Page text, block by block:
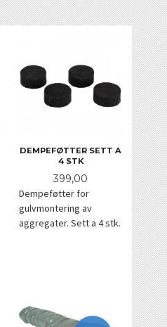
DEMPEFØTTER SETT A
4 STK
Pris
399,00
Dempeføtter for
gulvmontering av
aggregater. Sett a 4 stk.